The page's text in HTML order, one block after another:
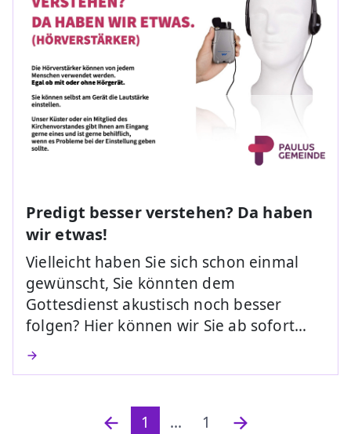
Predigt besser verstehen? Da haben
wir etwas!
Vielleicht haben Sie sich schon einmal
gewünscht, Sie könnten dem
Gottesdienst akustisch noch besser
folgen? Hier können wir Sie ab sofort…
1 ... 1